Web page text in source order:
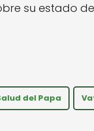
su estado
del Papa